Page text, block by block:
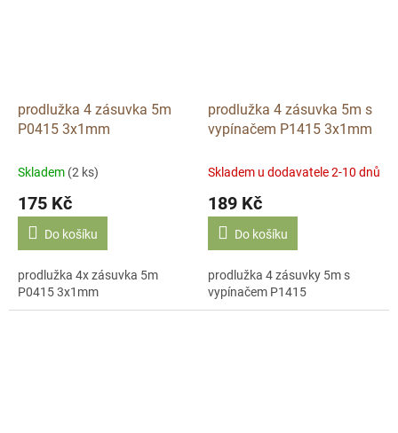
prodlužka 4 zásuvka 5m
P0415 3x1mm
Skladem (2 ks)
175 Kč
Do košíku
prodlužka 4x zásuvka 5m
P0415 3x1mm
prodlužka 4 zásuvka 5m s
vypínačem P1415 3x1mm
Skladem u dodavatele 2-10 dnů
189 Kč
Do košíku
prodlužka 4 zásuvky 5m s
vypínačem P1415